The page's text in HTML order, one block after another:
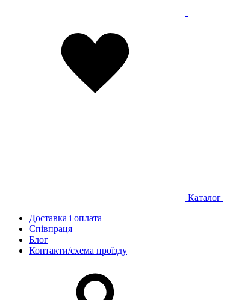
Каталог
Доставка і оплата
Співпраця
Блог
Контакти/схема проїзду